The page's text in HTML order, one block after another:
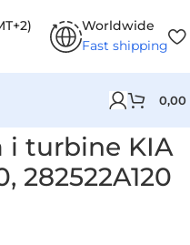
Worldwide
Fast shipping
0,00
i turbine KIA
282522A120